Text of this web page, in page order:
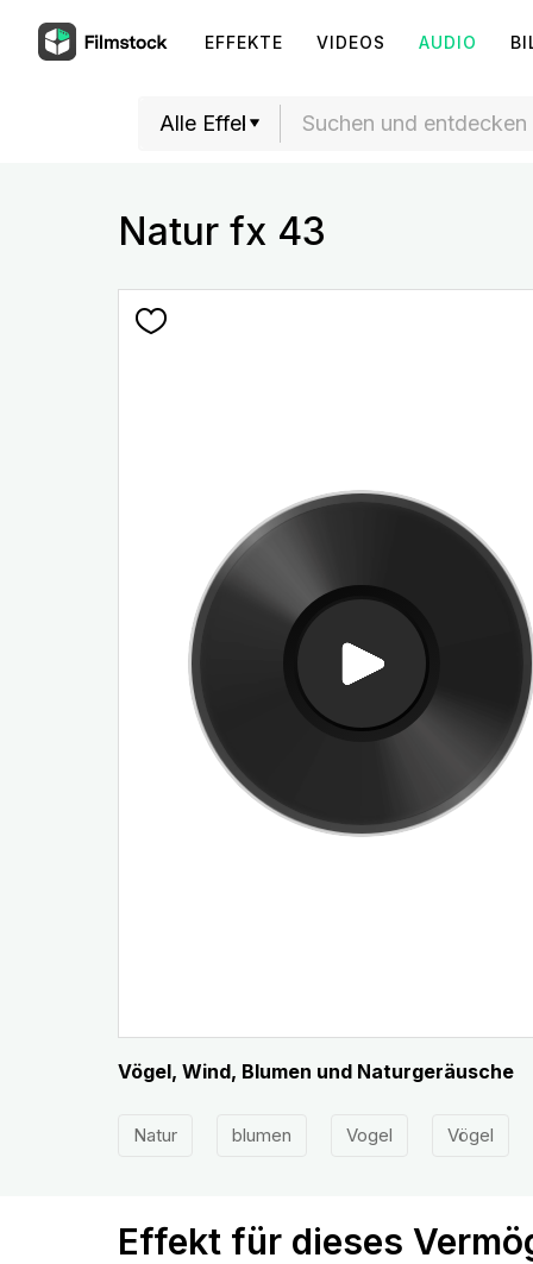
EFFEKTE VIDEOS AUDIO
Natur fx 43
Vögel, Wind, Blumen und Naturgeräusche
Natur blumen Vogel Vögel
Effekt für dieses